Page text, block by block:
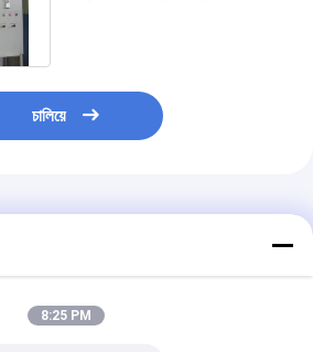
চালিয়ে
8:25 PM